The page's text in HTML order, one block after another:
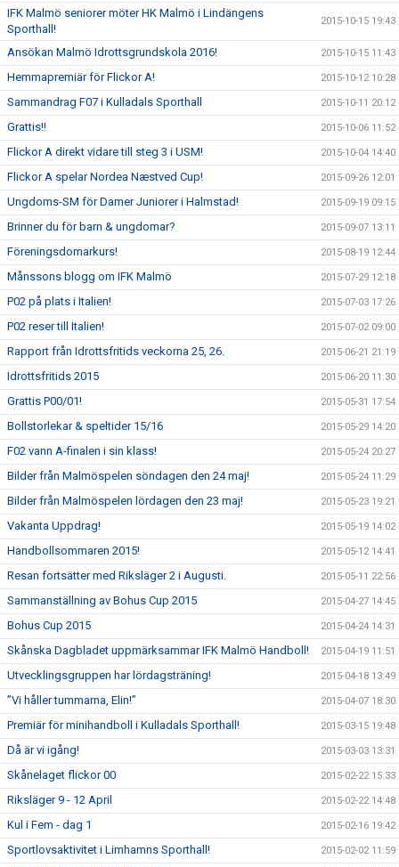
IFK Malmö seniorer möter HK Malmö i Lindängens
Sporthall!
2015-10-15 19:43
Ansökan Malmö Idrottsgrundskola 2016! 2015-10-15 11:43
Hemmapremiär för Flickor A! 2015-10-12 10:28
Sammandrag F07 i Kulladals Sporthall 2015-10-11 20:12
Grattis!! 2015-10-06 11:52
Flickor A direkt vidare till steg 3 i USM! 2015-10-04 14:40
Flickor A spelar Nordea Næstved Cup! 2015-09-26 12:01
Ungdoms-SM för Damer Juniorer i Halmstad! 2015-09-19 09:15
Brinner du för barn & ungdomar? 2015-09-07 13:11
Föreningsdomarkurs! 2015-08-19 12:44
Månssons blogg om IFK Malmö 2015-07-29 12:18
P02 på plats i Italien! 2015-07-03 17:26
P02 reser till Italien! 2015-07-02 09:00
Rapport från Idrottsfritids veckorna 25, 26. 2015-06-21 21:19
Idrottsfritids 2015 2015-06-20 11:30
Grattis P00/01! 2015-05-31 17:54
Bollstorlekar & speltider 15/16 2015-05-29 14:20
F02 vann A-finalen i sin klass! 2015-05-24 20:27
Bilder från Malmöspelen söndagen den 24 maj! 2015-05-24 11:29
Bilder från Malmöspelen lördagen den 23 maj! 2015-05-23 19:21
Vakanta Uppdrag! 2015-05-19 14:02
Handbollsommaren 2015! 2015-05-12 14:41
Resan fortsätter med Riksläger 2 i Augusti. 2015-05-11 22:56
Sammanställning av Bohus Cup 2015 2015-04-27 14:45
Bohus Cup 2015 2015-04-24 14:31
Skånska Dagbladet uppmärksammar IFK Malmö Handboll! 2015-04-19 11:51
Utvecklingsgruppen har lördagsträning! 2015-04-18 13:49
”Vi håller tummarna, Elin!” 2015-04-07 18:30
Premiär för minihandboll i Kulladals Sporthall! 2015-03-15 19:48
Då är vi igång! 2015-03-03 13:31
Skånelaget flickor 00 2015-02-22 15:33
Riksläger 9 - 12 April 2015-02-22 14:48
Kul i Fem - dag 1 2015-02-16 19:42
Sportlovsaktivitet i Limhamns Sporthall! 2015-02-02 11:59